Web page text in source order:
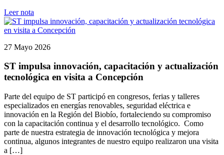
Leer nota
27 Mayo 2026
ST impulsa innovación, capacitación y actualización
tecnológica en visita a Concepción
Parte del equipo de ST participó en congresos, ferias y talleres
especializados en energías renovables, seguridad eléctrica e
innovación en la Región del Biobío, fortaleciendo su compromiso
con la capacitación continua y el desarrollo tecnológico. Como
parte de nuestra estrategia de innovación tecnológica y mejora
continua, algunos integrantes de nuestro equipo realizaron una visita
a […]